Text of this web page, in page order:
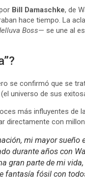
Bill Damaschke, de
hace tiempo. La
Boss— se une al
se confirmó que se
(el universo de sus
más influyentes de
directamente con
mi mayor sueño
durante años con
gran parte de mi
fantasía fósil con